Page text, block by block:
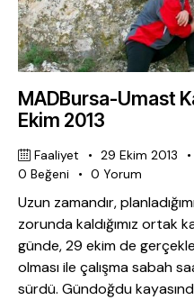
MADBursa-Umast
Ekim 2013
Faaliyet 29 Ekim 2013
0 Beğeni 0 Yorum
Uzun zamandır,
zorunda kaldığımız ortak
günde, 29 ekim de
olması ile çalışma sabah
sürdü. Gündoğdu